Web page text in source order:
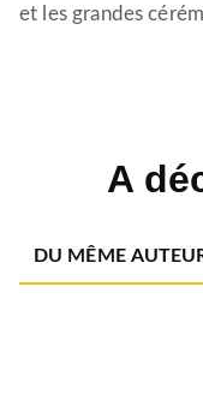
et les grandes
A
DU MÊME